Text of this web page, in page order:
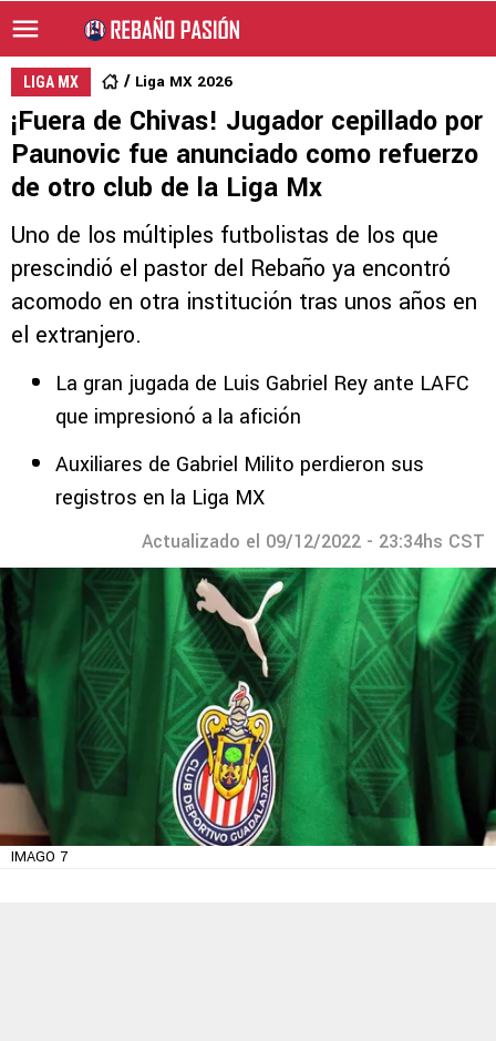
LIGA MX Liga MX 2026
¡Fuera de Chivas! Jugador cepillado por
Paunovic fue anunciado como refuerzo
de otro club de la Liga Mx
Uno de los múltiples futbolistas de los que
prescindió el pastor del Rebaño ya encontró
acomodo en otra institución tras unos años en
el extranjero.
La gran jugada de Luis Gabriel Rey ante LAFC
que impresionó a la afición
Auxiliares de Gabriel Milito perdieron sus
registros en la Liga MX
Actualizado el 09/12/2022 - 23:34hs CST
IMAGO 7